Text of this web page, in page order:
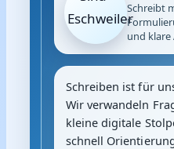
Schreibt
und
Schreiben ist für
Wir verwandeln
kleine digitale
schnell